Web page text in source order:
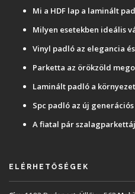
Mi a HDF lap a laminált
Milyen esetekben ideális
Vinyl padló az elegancia
Parketta az örökzöld
Laminált padló a
Spc padló az új
A fiatal pár
ELÉRHETŐSÉGEK